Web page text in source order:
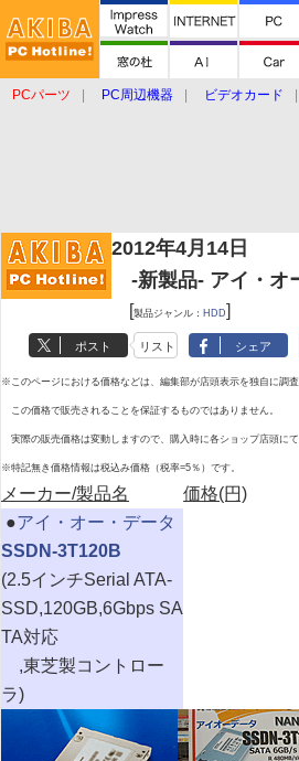
PCパーツ PC周辺機器 ビデオカード
2012年4月14日
-新製品- アイ・オ
[製品ジャンル： HDD]
ポスト リスト シェア
※このページにおける価格などは、編集部が店頭表示を独自に調査
この価格で販売されることを保証するものではありません。
実際の販売価格は変動しますので、購入時に各ショップ店頭にて
※特記無き価格情報は税込み価格（税率=5％）です。
メーカー/製品名 価格(円)
●アイ・オー・データ
SSDN-3T120B
(2.5インチSerial ATA-
SSD,120GB,6Gbps SA
TA対応
,東芝製コントロー
ラ)